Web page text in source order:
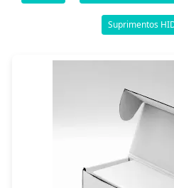
Suprimentos